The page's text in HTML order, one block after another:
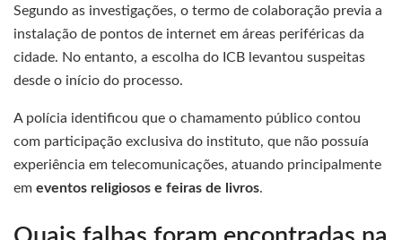
Segundo as investigações, o termo de colaboração previa a
instalação de pontos de internet em áreas periféricas da
cidade. No entanto, a escolha do ICB levantou suspeitas
desde o início do processo.
A polícia identificou que o chamamento público contou
com participação exclusiva do instituto, que não possuía
experiência em telecomunicações, atuando principalmente
em eventos religiosos e feiras de livros.